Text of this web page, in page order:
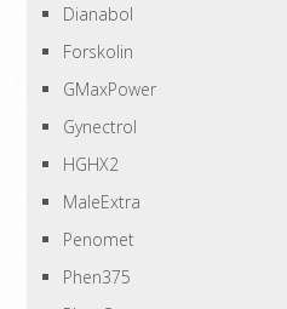
Dianabol
Forskolin
GMaxPower
Gynectrol
HGHX2
MaleExtra
Penomet
Phen375